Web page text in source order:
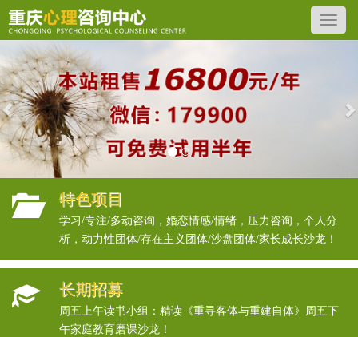
Previous
特色项目
学习/专注/多动咨询，婚恋情感/情绪，压力咨询，个人分
析，动力性团体/存在主义团体/沙盘团体/家长成长沙龙！
长期招募
周五上午读书小组：精读《重寻客体与重建自体》周五下
午家庭教育磨课沙龙！